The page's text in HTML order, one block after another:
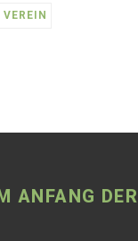
VEREIN
ANFANG